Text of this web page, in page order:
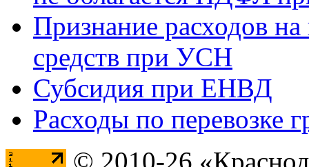
Признание расходов
средств при УСН
Субсидия при ЕНВД
Расходы по перевозке
© 2010-26